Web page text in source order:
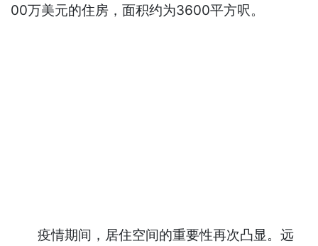
00万美元的住房，面积约为3600平方呎。
疫情期间，居住空间的重要性再次凸显。远